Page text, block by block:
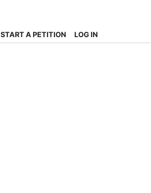
START A PETITION LOG IN